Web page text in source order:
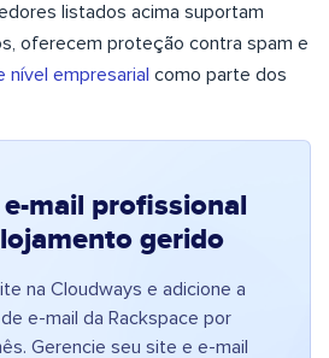
listados acima suportam
oferecem proteção contra spam e
nível empresarial como parte dos
mail profissional
gerido
na Cloudways e adicione a
e-mail da Rackspace por
Gerencie seu site e e-mail